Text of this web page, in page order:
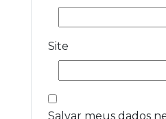
Site
Salvar meus dados